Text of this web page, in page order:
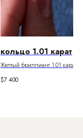
кольцо 1.01 карат
Желтый бриллиант 1.01 карат
Паспорт Gia
$7 400